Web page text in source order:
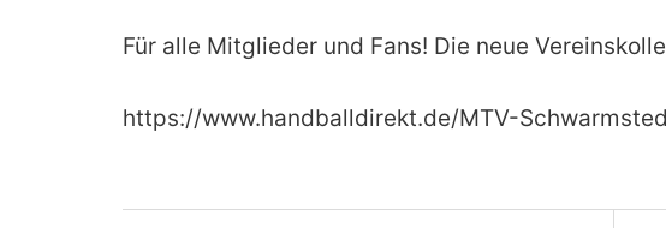
Für alle Mitglieder und Fans! Die neue
https://www.handballdirekt.de/MTV-